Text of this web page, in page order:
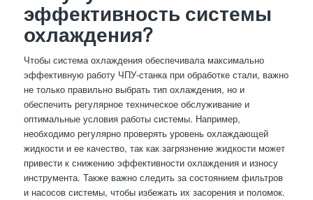
эффективность системы
охлаждения?
Чтобы система охлаждения обеспечивала максимально
эффективную работу ЧПУ-станка при обработке стали, важно
не только правильно выбрать тип охлаждения, но и
обеспечить регулярное техническое обслуживание и
оптимальные условия работы системы. Например,
необходимо регулярно проверять уровень охлаждающей
жидкости и ее качество, так как загрязнение жидкости может
привести к снижению эффективности охлаждения и износу
инструмента. Также важно следить за состоянием фильтров
и насосов системы, чтобы избежать их засорения и поломок.